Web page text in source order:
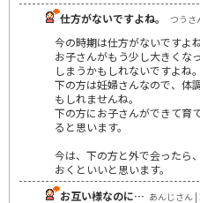
仕方がないですよね。
つう
今の時期は仕方がないですよね
お子さんがもう少し大きくな
しまうかもしれないですよね。
下の方は妊婦さんなので、体
もしれませんね。
下の方にお子さんができて育
ると思います。
今は、下の方と外で会ったら
おくといいと思います。
お互い様なのに… あんじさん